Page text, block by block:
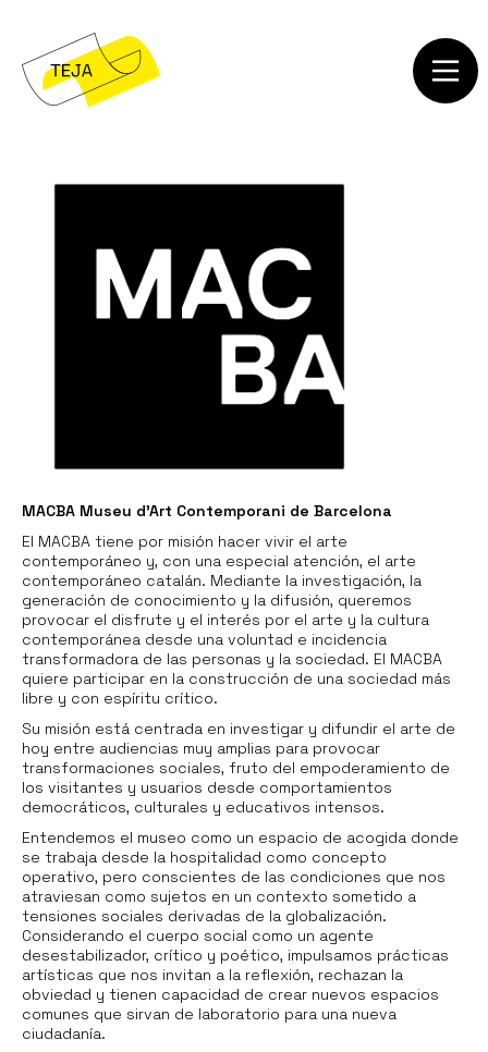
MACBA Museu d’Art Contemporani de Barcelona
El MACBA tiene por misión hacer vivir el arte
contemporáneo y, con una especial atención, el arte
contemporáneo catalán. Mediante la investigación, la
generación de conocimiento y la difusión, queremos
provocar el disfrute y el interés por el arte y la cultura
contemporánea desde una voluntad e incidencia
transformadora de las personas y la sociedad. El MACBA
quiere participar en la construcción de una sociedad más
libre y con espíritu crítico.
Su misión está centrada en investigar y difundir el arte de
hoy entre audiencias muy amplias para provocar
transformaciones sociales, fruto del empoderamiento de
los visitantes y usuarios desde comportamientos
democráticos, culturales y educativos intensos.
Entendemos el museo como un espacio de acogida donde
se trabaja desde la hospitalidad como concepto
operativo, pero conscientes de las condiciones que nos
atraviesan como sujetos en un contexto sometido a
tensiones sociales derivadas de la globalización.
Considerando el cuerpo social como un agente
desestabilizador, crítico y poético, impulsamos prácticas
artísticas que nos invitan a la reflexión, rechazan la
obviedad y tienen capacidad de crear nuevos espacios
comunes que sirvan de laboratorio para una nueva
ciudadanía.